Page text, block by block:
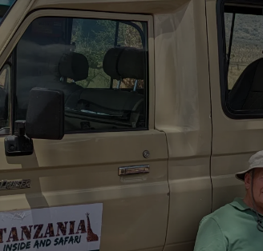
로드릭 P
2025-01-21
우리 가족과 나는 사파리와
를 사용한 Kilimanjaro 트레킹
합을 경험했습니다. 우리의 사
드 Laurent는 환상적이었습니
세요